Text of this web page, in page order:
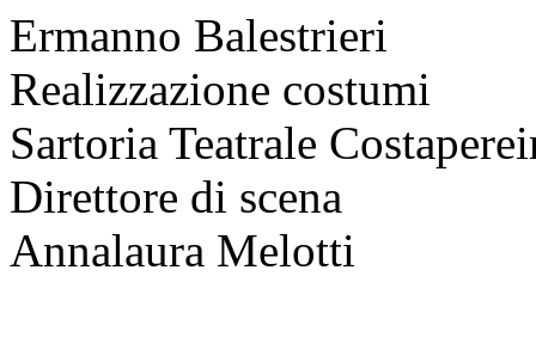
Ermanno Balestrieri
Realizzazione costumi
Sartoria Teatrale
Direttore di scena
Annalaura Melotti